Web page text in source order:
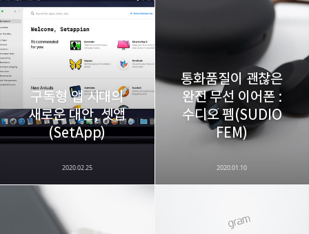
구독형 앱 시대의
새로운 대안, 셋앱
(SetApp)
2020.02.25
통화품질이 괜찮은
완전 무선 이어폰 :
수디오 펨(SUDIO
FEM)
2020.01.10